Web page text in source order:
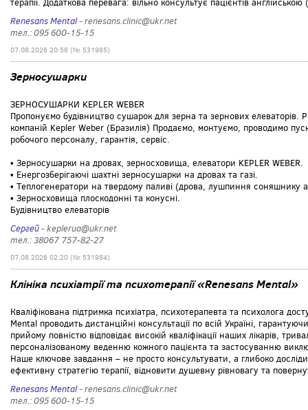
Renesans Mental- renesans.clinic@ukr.net
тел.: 095 600-15-15
07.08.2026 20:58 (№ 531985)
Зерносушарки
ЗЕРНОСУШАРКИ KEPLER WEBER
Пропонуємо будівництво сушарок для зерна та зернових елеваторів.
компаній Kepler Weber (Бразилія) Продаємо, монтуємо, проводимо
робочого персоналу, гарантія, сервіс.
• Зерносушарки на дровах, зерносховища, елеватори KEPLER WEBER.
• Енергозберігаючі шахтні зерносушарки на дровах та газі.
• Теплогенератори на твердому паливі (дрова, лушпиння соняшнику
• Зерносховища плоскодонні та конусні.
Будівництво елеваторів
Сергей- keplerua@ukr.net
тел.: 38067 757-82-27
07.08.2026 02:20 (№ 531984)
Клініка психіатрії та психотерапії «Renesans Mental»
Кваліфікована підтримка психіатра, психотерапевта та психолога
Mental проводить дистанційні консультації по всій Україні,
прийому повністю відповідає високій кваліфікації наших лікарів,
персоналізованому веденню кожного пацієнта та застосуванню
Наше ключове завдання – не просто консультувати, а глибоко
ефективну стратегію терапії, відновити душевну рівновагу та
Renesans Mental- renesans.clinic@ukr.net
тел.: 095 600-15-15